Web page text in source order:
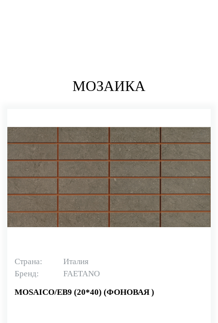
МОЗАИКА
Страна:
Италия
Бренд:
FAETANO
MOSAICO/EB9 (20*40) (ФОНОВАЯ )